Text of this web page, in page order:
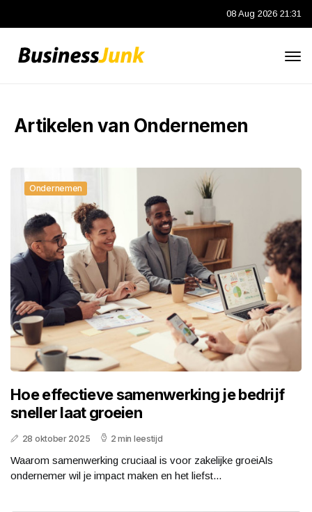
08 Aug 2026 21:31
Artikelen van Ondernemen
Ondernemen
Hoe effectieve samenwerking je bedrijf
sneller laat groeien
28 oktober 2025 2 min leestijd
Waarom samenwerking cruciaal is voor zakelijke groeiAls
ondernemer wil je impact maken en het liefst...